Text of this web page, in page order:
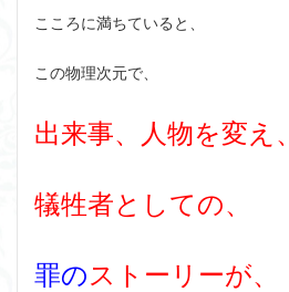
こころに満ちていると、
この物理次元で、
出来事、人物を変え、
犠牲者としての、
罪の ストーリーが、